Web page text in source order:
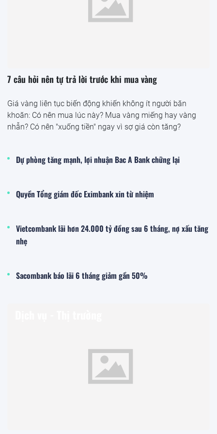
7 câu hỏi nên tự trả lời trước khi mua vàng
Giá vàng liên tục biến động khiến không ít người băn
khoăn: Có nên mua lúc này? Mua vàng miếng hay vàng
nhẫn? Có nên "xuống tiền" ngay vì sợ giá còn tăng?
Dự phòng tăng mạnh, lợi nhuận Bac A Bank chững lại
Quyền Tổng giám đốc Eximbank xin từ nhiệm
Vietcombank lãi hơn 24.000 tỷ đồng sau 6 tháng, nợ xấu tăng
nhẹ
Sacombank báo lãi 6 tháng giảm gần 50%